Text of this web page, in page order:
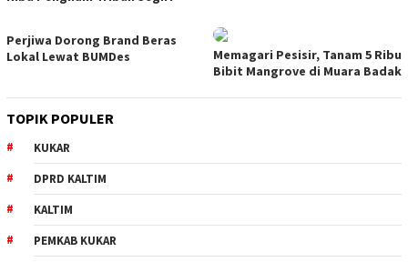
Perjiwa Dorong Brand Beras
Lokal Lewat BUMDes
Memagari Pesisir, Tanam 5 Ribu
Bibit Mangrove di Muara Badak
TOPIK POPULER
KUKAR
DPRD KALTIM
KALTIM
PEMKAB KUKAR